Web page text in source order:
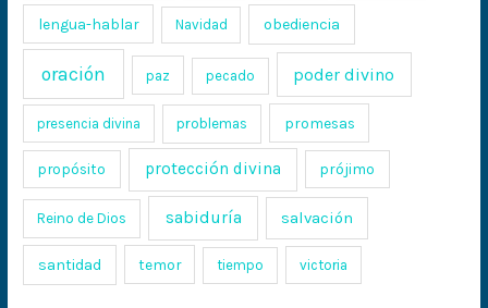
lengua-hablar Navidad obediencia
oración paz pecado poder divino
presencia divina problemas promesas
propósito protección divina prójimo
Reino de Dios sabiduría salvación
santidad temor tiempo victoria